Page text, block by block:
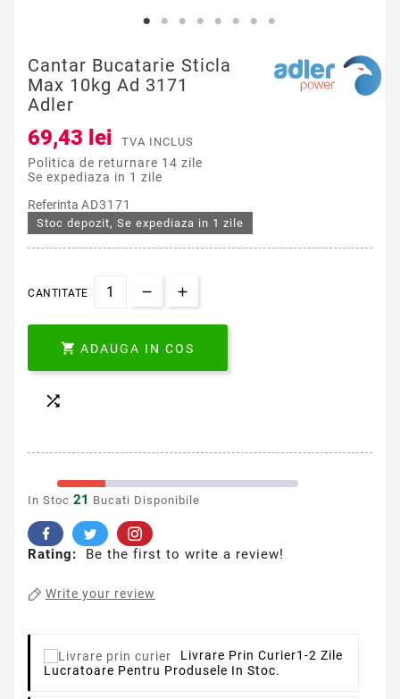
Cantar Bucatarie Sticla
Max 10kg Ad 3171
Adler
69,43 lei TVA INCLUS
Politica de returnare 14 zile
Se expediaza in 1 zile
Referinta AD3171
Stoc depozit, Se expediaza in 1 zile
CANTITATE
 ADAUGA IN COS

In Stoc 21 Bucati Disponibile
Rating: Be the first to write a review!
Write your review
Livrare Prin Curier1-2 Zile
Lucratoare Pentru Produsele In Stoc.